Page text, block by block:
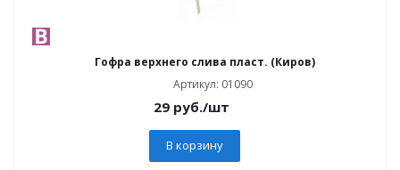
Гофра верхнего слива пласт. (Киров)
Артикул: 01090
29руб./шт
В корзину